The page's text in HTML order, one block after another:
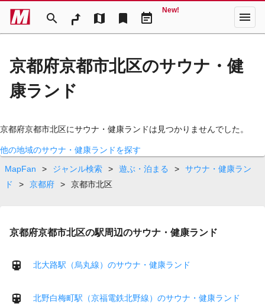
search map bookmark event_note
New! menu
京都府京都市北区のサウナ・健
康ランド
京都府京都市北区にサウナ・健康ランドは見つかりませんでした。
他の地域のサウナ・健康ランドを探す
MapFan
> ジャンル検索 > 遊ぶ・泊まる >
サウナ・健康ラン
ド
> 京都府 > 京都市北区
京都府京都市北区の駅周辺のサウナ・健康ランド
北大路駅（烏丸線）のサウナ・健康ランド
北野白梅町駅（京福電鉄北野線）のサウナ・健康ランド